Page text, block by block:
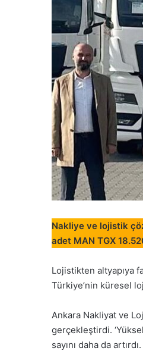
Nakliye ve lojistik
adet MAN TGX
Lojistikten altyapıya
Türkiye’nin küresel
Ankara Nakliyat ve
gerçekleştirdi.
sayını daha da artırdı.